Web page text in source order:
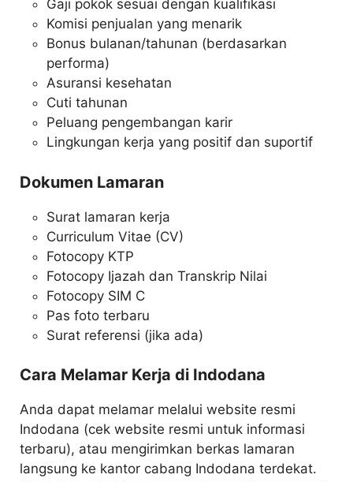
Gaji pokok sesuai dengan kualifikasi
Komisi penjualan yang menarik
Bonus bulanan/tahunan (berdasarkan
performa)
Asuransi kesehatan
Cuti tahunan
Peluang pengembangan karir
Lingkungan kerja yang positif dan suportif
Dokumen Lamaran
Surat lamaran kerja
Curriculum Vitae (CV)
Fotocopy KTP
Fotocopy Ijazah dan Transkrip Nilai
Fotocopy SIM C
Pas foto terbaru
Surat referensi (jika ada)
Cara Melamar Kerja di Indodana
Anda dapat melamar melalui website resmi
Indodana (cek website resmi untuk informasi
terbaru), atau mengirimkan berkas lamaran
langsung ke kantor cabang Indodana terdekat.